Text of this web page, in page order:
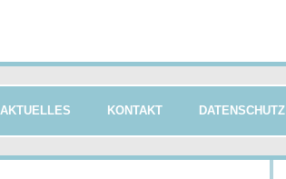
AKTUELLES KONTAKT DATENSCHUTZ